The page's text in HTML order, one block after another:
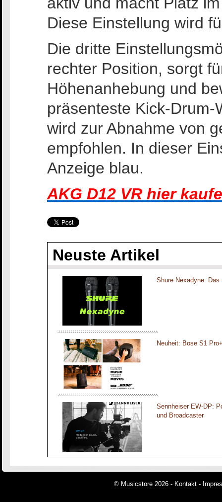
Diese Einstellung wird
Die dritte
rechter Position, sorgt
Höhenanhebung und
präsenteste Kick-
wird zur Abnahme von
empfohlen. In dieser
Anzeige blau.
AKG D12 VR hier
Neuste Artikel
Shure Nexadyne:
Neuheit: Bose S1
Sennheiser EW-DP:
und Broadcaster
© Musicstore 2026 - Kontakt -